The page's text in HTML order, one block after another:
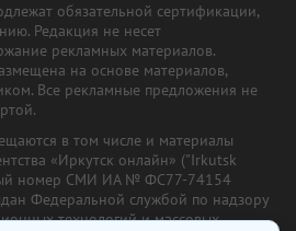
обязательной сертификации,
Редакция не несет
рекламных материалов.
на основе материалов,
Все рекламные предложения не
в том числе и материалы
«Иркутск онлайн» ("Irkutsk
номер СМИ ИА № ФС77-74154
Федеральной службой по надзору
технологий и массовых